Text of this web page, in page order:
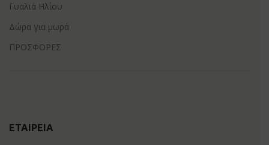
Γυαλιά Ηλίου
Δώρα για μωρά
ΠΡΟΣΦΟΡΕΣ
ΕΤΑΙΡΕΊΑ